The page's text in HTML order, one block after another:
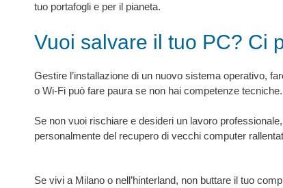
tuo portafogli e per il pianeta.
Vuoi salvare il tuo PC? Ci
Gestire l’installazione di un nuovo sistema operativo,
o Wi-Fi può fare paura se non hai competenze tecniche.
Se non vuoi rischiare e desideri un lavoro
personalmente del recupero di vecchi computer
Se vivi a Milano o nell’hinterland, non buttare il tuo